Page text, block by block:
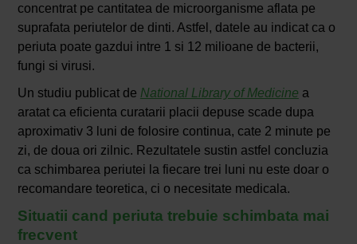
concentrat pe cantitatea de microorganisme aflata pe
suprafata periutelor de dinti. Astfel, datele au indicat ca o
periuta poate gazdui intre 1 si 12 milioane de bacterii,
fungi si virusi.
Un studiu publicat de National Library of Medicine a
aratat ca eficienta curatarii placii depuse scade dupa
aproximativ 3 luni de folosire continua, cate 2 minute pe
zi, de doua ori zilnic. Rezultatele sustin astfel concluzia
ca schimbarea periutei la fiecare trei luni nu este doar o
recomandare teoretica, ci o necesitate medicala.
Situatii cand periuta trebuie schimbata mai
frecvent